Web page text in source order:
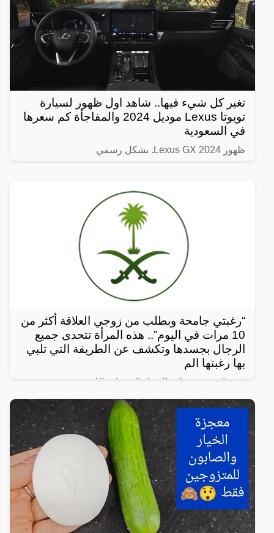
تغير كل شيء فيها.. شاهد اول ظهور لسيارة
تويوتا Lexus موديل 2024 والمفاجأة كم سعرها
في السعودية
ظهور Lexus GX 2024. بشكل رسمي
“رغبتي جامحة وبطلب من زوجي العلاقة أكثر من
10 مرات في اليوم”.. هذه المرأة تتحدى جميع
الرجال بجسدها وتكشف عن الطريقة التي تلبي
بها رغبتها الم
في واحدة من نوادر النساء العربيات اللاتي يعشن شهوة
مفرطة في الرغبة بالعلاقة الجنسية، سواءً ضمن علاقة
زوجية مشروعة أو علاقة محرمة مع الرجال، ففي هذا
المقال